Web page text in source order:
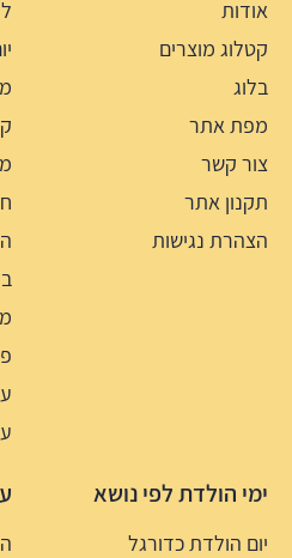
אודות
קטלוג מוצרים
בלוג
מפת אתר
צור קשר
תקנון אתר
הצהרת נגישות
ימי הולדת לפי נושא
יום הולדת כדורגל